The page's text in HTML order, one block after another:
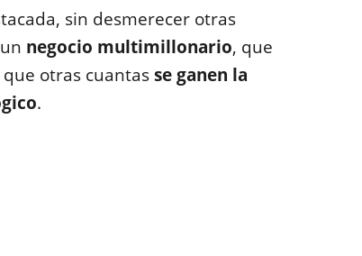
sin desmerecer otras
negocio multimillonario, que
otras cuantasse ganen la
.